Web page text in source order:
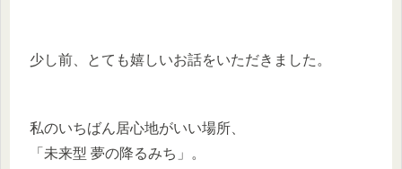
少し前、とても嬉しいお話をいただきました。
私のいちばん居心地がいい場所、
「未来型 夢の降るみち」。